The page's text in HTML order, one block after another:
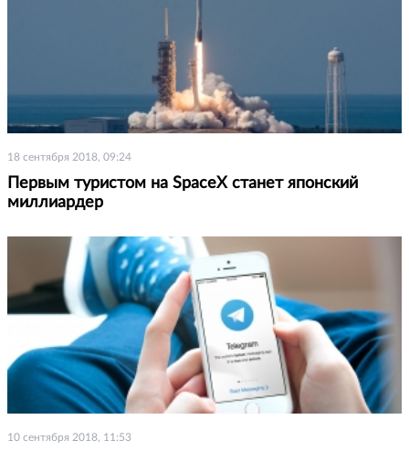
18 сентября 2018, 09:24
Первым туристом на SpaceX станет японский
миллиардер
10 сентября 2018, 11:53